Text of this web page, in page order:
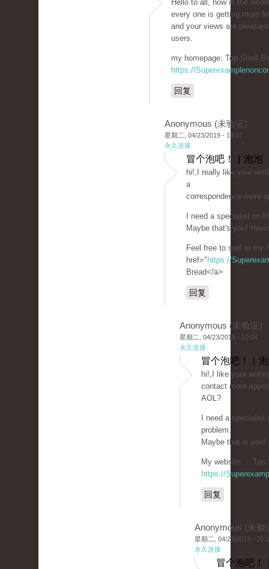
Hello to all, how is the
every one is getting more
and your views are
users.
my homepage: Top Shelf
https://
回复
Anonymous (未验证)
星期二, 04/23/2019 - 19:37
永久连接
冒个泡吧！ | 泡泡
hi!,I really like your
a
correspondence more
I need a specialist on
Maybe that's you!
Feel free to surf to my
href=" https://
Bread</a>
回复
Anonymous (未验证)
星期二, 04/23/2019 - 20:04
永久连接
冒个泡吧！ |
hi!,I like your
contact more
AOL?
I need a
problem.
Maybe that is you!
My website ... Top
https://
回复
Anonymous (未验
星期二, 04/23/2019 -
永久连接
冒个泡吧！